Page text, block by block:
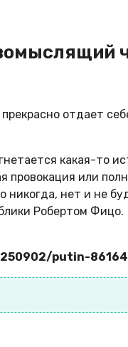
отдает
какая-то
или
никогда, нет и не
Робертом Фицо.
putin-